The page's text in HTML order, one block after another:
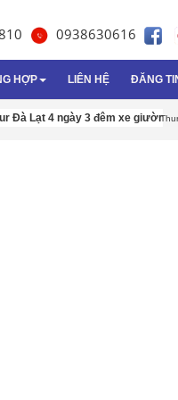
0938630616
HỢP LIÊN HỆ ĐĂNG
Lạt 4 ngày 3 đêm xe giường nằm